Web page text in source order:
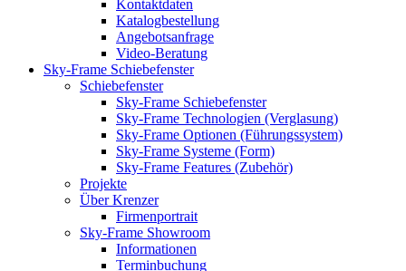
Kontaktdaten
Katalogbestellung
Angebotsanfrage
Video-Beratung
Sky-Frame Schiebefenster
Schiebefenster
Sky-Frame Schiebefenster
Sky-Frame Technologien (Verglasung)
Sky-Frame Optionen (Führungssystem)
Sky-Frame Systeme (Form)
Sky-Frame Features (Zubehör)
Projekte
Über Krenzer
Firmenportrait
Sky-Frame Showroom
Informationen
Terminbuchung